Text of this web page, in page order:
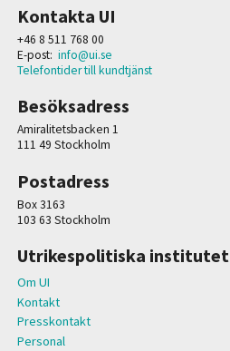
Kontakta UI
+46 8 511 768 00
E-post: info@ui.se
Telefontider till kundtjänst
Besöksadress
Amiralitetsbacken 1
111 49 Stockholm
Postadress
Box 3163
103 63 Stockholm
Utrikespolitiska institutet
Om UI
Kontakt
Presskontakt
Personal